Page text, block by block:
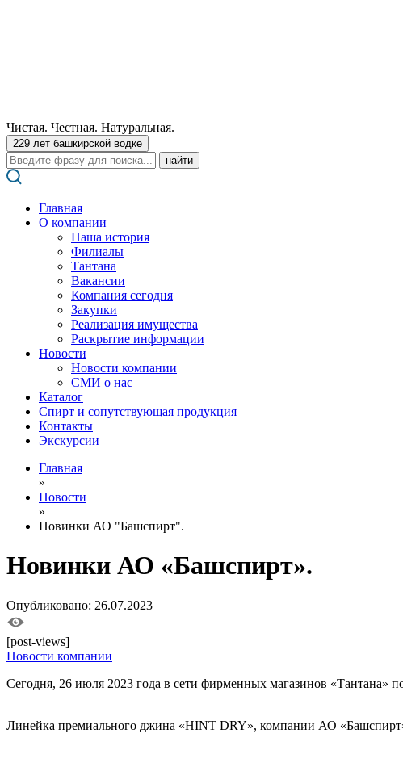
Чистая. Честная. Натуральная.
229 лет башкирской водке
Поиск:
Главная
О компании
Наша история
Филиалы
Тантана
Вакансии
Компания сегодня
Закупки
Реализация имущества
Раскрытие информации
Новости
Новости компании
СМИ о нас
Каталог
Спирт и сопутствующая продукция
Контакты
Экскурсии
Главная
»
Новости
»
Новинки АО "Башспирт".
Новинки АО «Башспирт».
Опубликовано: 26.07.2023
[post-views]
Новости компании
Сегодня, 26 июля 2023 года в сети фирменных магазинов «Тантана»
Линейка премиального джина «HINT DRY», компании АО